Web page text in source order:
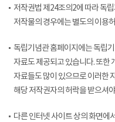
저작권법 제24조의2에 따라 독
저작물의 경우에는 별도의 이용
독립기념관 홈페이지에는 독립
자료도 제공되고 있습니다. 또한
자료들도 많이 있으므로 이러한
해당 저작권자의 허락을 받으셔
다른 인터넷 사이트 상의 화면에